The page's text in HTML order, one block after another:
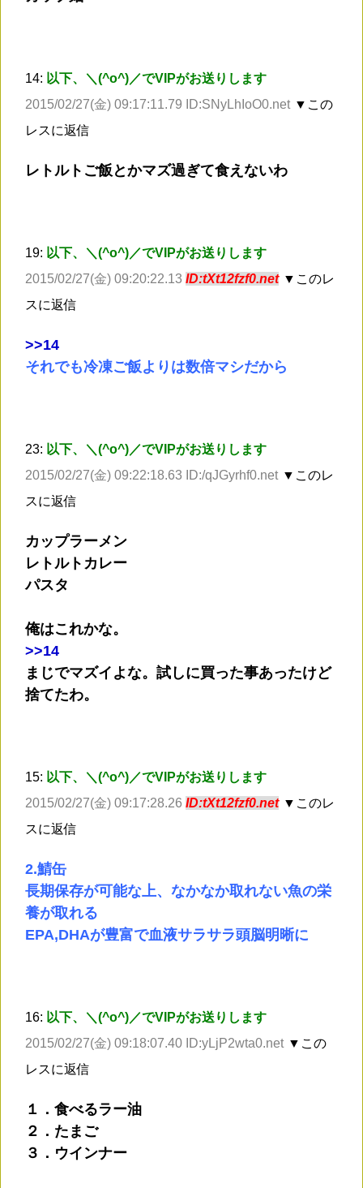
14: 以下、＼(^o^)／でVIPがお送りします
2015/02/27(金) 09:17:11.79 ID:SNyLhIoO0.net ▼この
レスに返信
レトルトご飯とかマズ過ぎて食えないわ
19: 以下、＼(^o^)／でVIPがお送りします
2015/02/27(金) 09:20:22.13 ID:tXt12fzf0.net ▼このレ
スに返信
>>14
それでも冷凍ご飯よりは数倍マシだから
23: 以下、＼(^o^)／でVIPがお送りします
2015/02/27(金) 09:22:18.63 ID:/qJGyrhf0.net ▼このレ
スに返信
カップラーメン
レトルトカレー
パスタ
俺はこれかな。
>>14
まじでマズイよな。試しに買った事あったけど
捨てたわ。
15: 以下、＼(^o^)／でVIPがお送りします
2015/02/27(金) 09:17:28.26 ID:tXt12fzf0.net ▼このレ
スに返信
2.鯖缶
長期保存が可能な上、なかなか取れない魚の栄
養が取れる
EPA,DHAが豊富で血液サラサラ頭脳明晰に
16: 以下、＼(^o^)／でVIPがお送りします
2015/02/27(金) 09:18:07.40 ID:yLjP2wta0.net ▼この
レスに返信
１．食べるラー油
２．たまご
３．ウインナー